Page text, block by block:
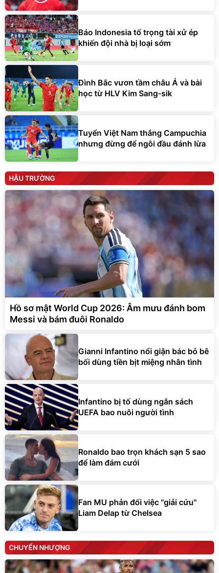
Báo Indonesia tố trọng tài xử ép
khiến đội nhà bị loại sớm
Đình Bắc vươn tầm châu Á và bài
học từ HLV Kim Sang-sik
Tuyển Việt Nam thắng Campuchia
nhưng đừng để ngôi đầu đánh lừa
HẬU TRƯỜNG
Hồ sơ mật World Cup 2026: Âm mưu đánh bom
Messi và bám đuôi Ronaldo
Gianni Infantino nổi giận bác bỏ bê
bối dùng tiền bịt miệng nhân tình
Infantino bị tố dùng ngân sách
UEFA bao nuôi người tình
Ronaldo bao trọn khách sạn 5 sao
để làm đám cưới
Fan MU phản đối việc "giải cứu"
Liam Delap từ Chelsea
CHUYỂN NHƯỢNG